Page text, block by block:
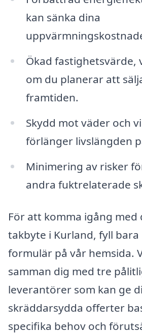
kan sänka dina
Ökad fastighetsvärde,
om du planerar att
framtiden.
Skydd mot väder och
förlänger livslängden
Minimering av risker
andra fuktrelaterade
För att komma igång med
takbyte i Kurland, fyll
formulär på vår hemsida.
samman dig med tre
leverantörer som kan ge
skräddarsydda offerter
specifika behov och